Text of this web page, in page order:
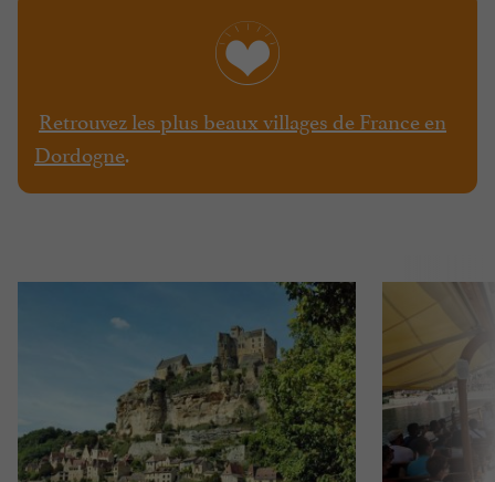
Retrouvez les plus beaux villages de France en
Dordogne.